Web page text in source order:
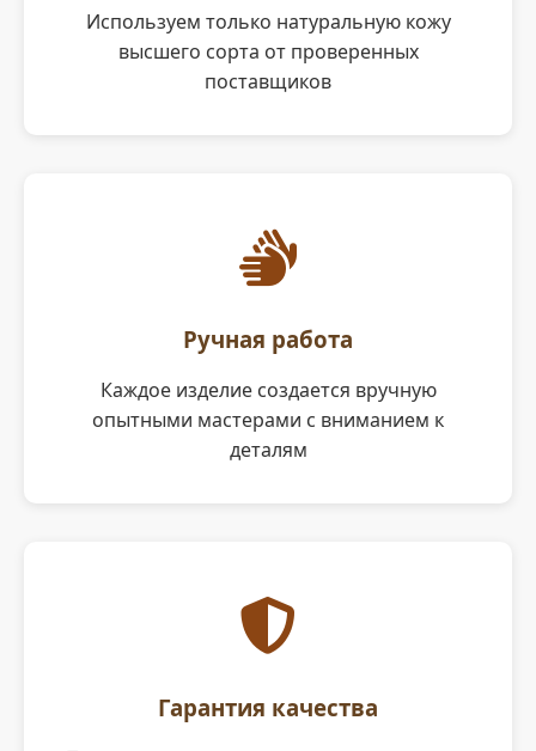
Используем только натуральную кожу
высшего сорта от проверенных
поставщиков
Ручная работа
Каждое изделие создается вручную
опытными мастерами с вниманием к
деталям
Гарантия качества